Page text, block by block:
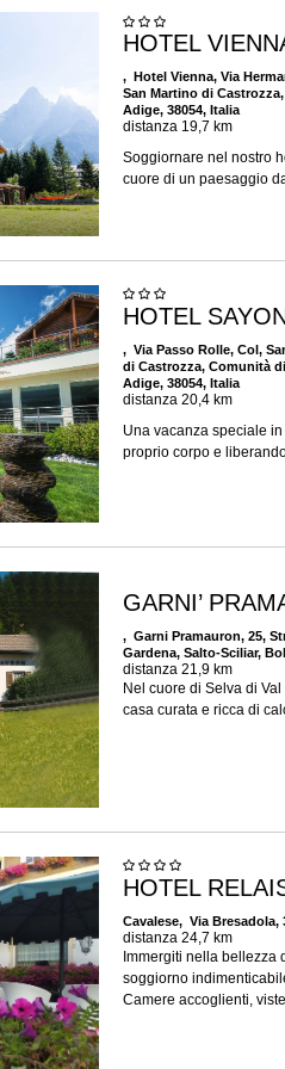
HOTEL
, Hotel Vienna, Via
San Martino di
Adige, 38054, Italia
distanza 19,7 km
Soggiornare nel nostro
cuore di un paesaggio
HOTEL
, Via Passo Rolle, Col,
di Castrozza, Comunità
Adige, 38054, Italia
distanza 20,4 km
Una vacanza speciale
proprio corpo e
GARNI’
, Garni Pramauron, 25,
Gardena, Salto-Sciliar,
distanza 21,9 km
Nel cuore di Selva di
casa curata e ricca di
HOTEL
Cavalese, Via Bresadola,
distanza 24,7 km
Immergiti nella bellezza
soggiorno
Camere accoglienti,